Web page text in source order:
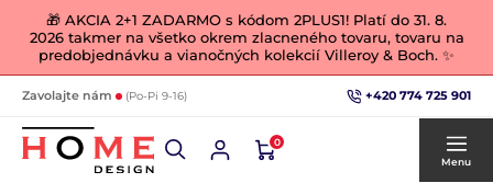
🎁 AKCIA 2+1 ZADARMO s kódom 2PLUS1! Platí do 31. 8.
2026 takmer na všetko okrem zlacneného tovaru, tovaru na
predobjednávku a vianočných kolekcií Villeroy & Boch. ✨
Zavolajte nám (Po-Pi 9-16) +420 774 725 901
0
Menu